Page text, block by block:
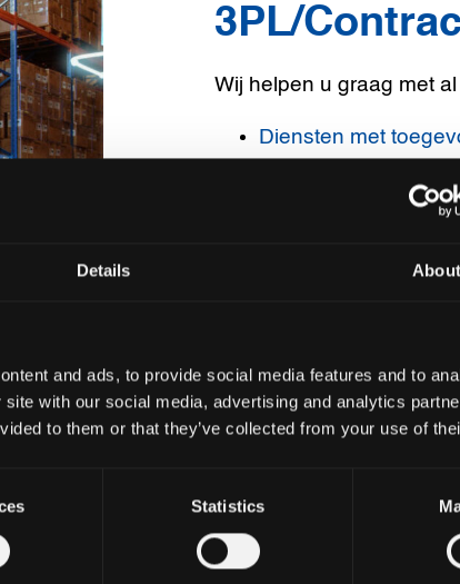
Details About
and ads, to provide social media features and to
with our social media, advertising and analytics
to them or that they’ve collected from your use of
Statistics
3PL/
Wij helpen u graag met
Diensten met
Ontdek meer